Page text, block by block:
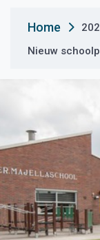
Home
Nieuw